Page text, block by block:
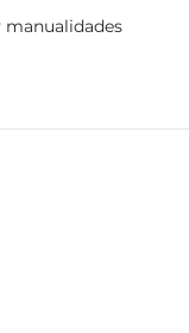
manualidades